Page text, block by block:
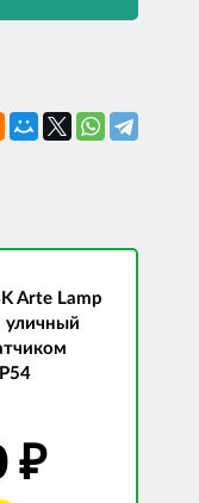
Arte Lamp
уличный
₽